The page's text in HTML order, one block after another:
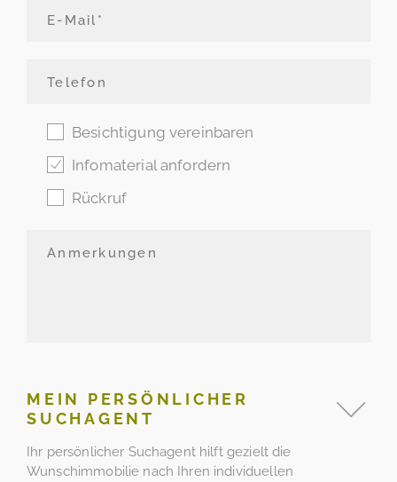
Besichtigung vereinbaren
Infomaterial anfordern
Rückruf
MEIN PERSÖNLICHER
SUCHAGENT
Ihr persönlicher Suchagent hilft gezielt die
Wunschimmobilie nach Ihren individuellen